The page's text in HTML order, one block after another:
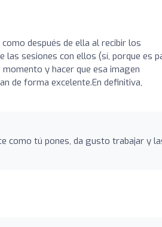
después de ella al recibir los
las sesiones con ellos (sí, porque es
y hacer que esa imagen
de forma excelente.En definitiva,
como tú pones, da gusto trabajar y